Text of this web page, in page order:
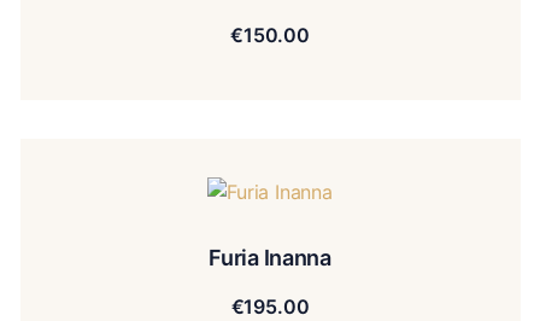
€150.00
Furia Inanna
€195.00